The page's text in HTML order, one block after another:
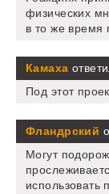
физических
в то же время
Камаха
Под этот
Фландрский
Могут
использовать